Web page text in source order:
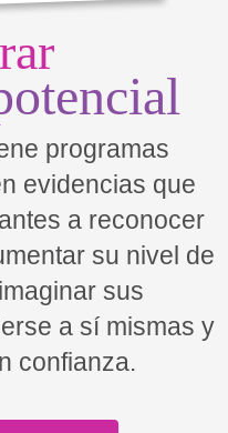
programas
evidencias que
a reconocer
su nivel de
sus
a sí mismas y
confianza.